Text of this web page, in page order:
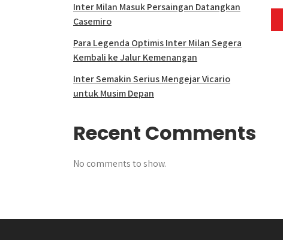
Inter Milan Masuk Persaingan Datangkan
Casemiro
Para Legenda Optimis Inter Milan Segera
Kembali ke Jalur Kemenangan
Inter Semakin Serius Mengejar Vicario
untuk Musim Depan
Recent Comments
No comments to show.